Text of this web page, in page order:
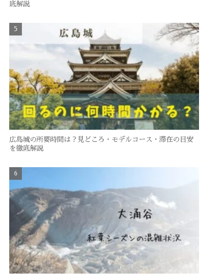
底解説
広島城の所要時間は？見どころ・モデルコース・滞在の目安
を徹底解説